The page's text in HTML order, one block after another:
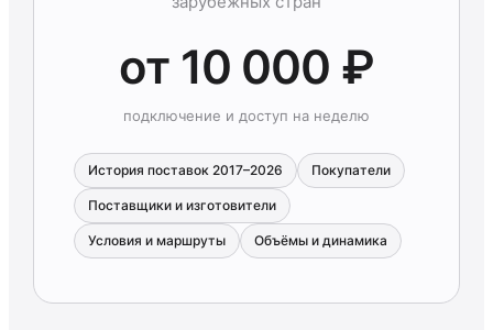
от 10 000 ₽
подключение и доступ на неделю
История поставок 2017–2026 Покупатели
Поставщики и изготовители
Условия и маршруты Объёмы и динамика